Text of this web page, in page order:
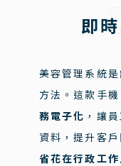
即
美容管理系統
方法。這款手
務電子化 ，讓
資料，提升客戶
省花在行政工作